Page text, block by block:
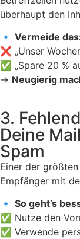
überhaupt den
🔹 Vermeide
❌ „Unser
✅ „Spare 20 %
→ Neugierig
3.
Deine
Spam
Einer der größten
Empfänger mit
🔹 So geht’s
✅ Nutze den
✅ Verwende